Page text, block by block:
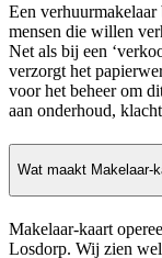
Een
mensen die willen
Net als bij een
verzorgt het
voor het beheer om
aan onderhoud,
Wat maakt Makelaar-
Makelaar-kaart
Losdorp. Wij zien